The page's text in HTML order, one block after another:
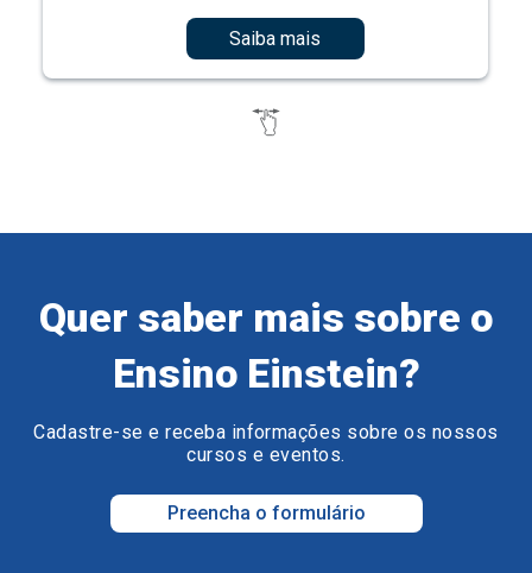
Saiba mais
Quer saber mais sobre o
Ensino Einstein?
Cadastre-se e receba informações sobre os nossos
cursos e eventos.
Preencha o formulário